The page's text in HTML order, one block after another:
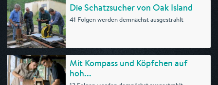
Die Schatzsucher von Oak Island
41 Folgen werden demnächst ausgestrahlt
Mit Kompass und Köpfchen auf
hoh...